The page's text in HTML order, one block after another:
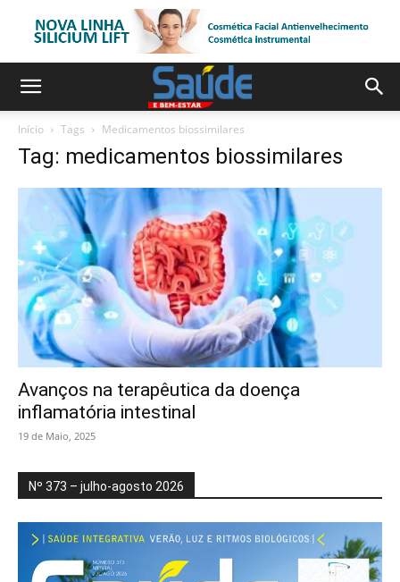
Início Tags Medicamentos biossimilares
Tag: medicamentos biossimilares
Avanços na terapêutica da doença
inflamatória intestinal
19 de Maio, 2025
Nº 373 – julho-agosto 2026